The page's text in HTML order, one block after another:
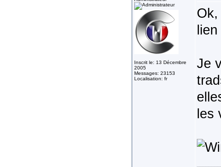
Inscrit le: 13 Décembre
2005
Messages: 23153
Localisation: fr
Je
les